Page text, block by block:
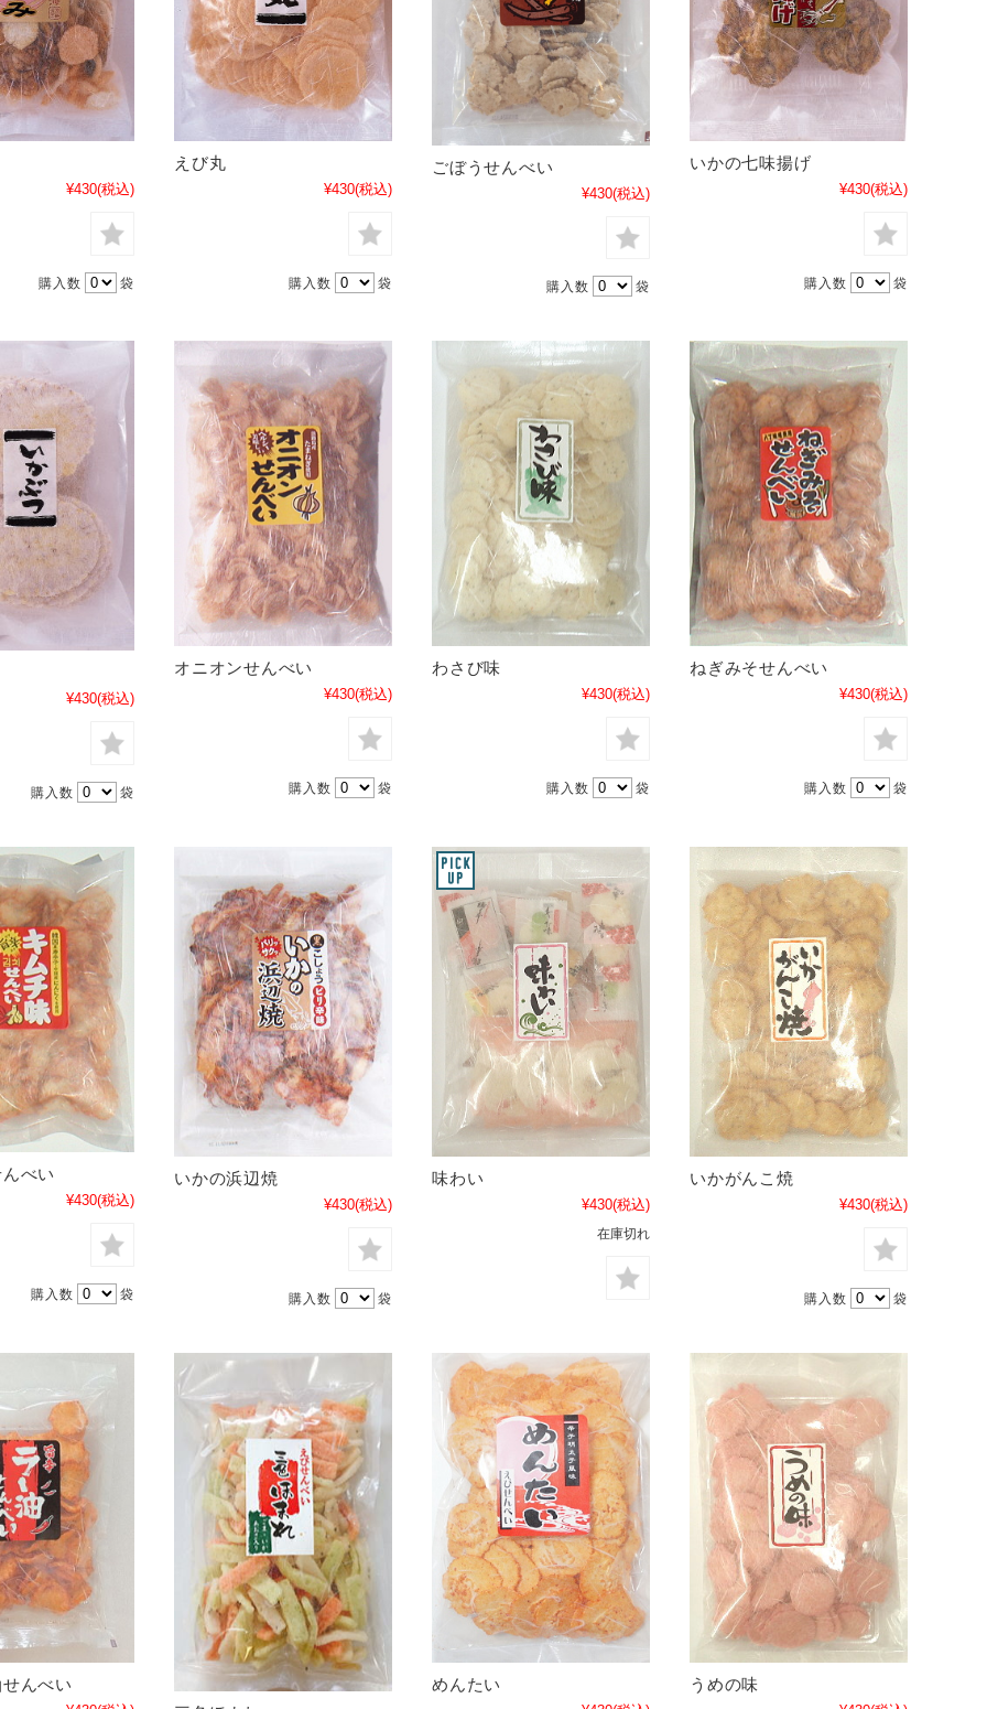
¥430(税込)
購入数 袋
えび丸
¥430(税込)
購入数 袋
ごぼうせんべい
¥430(税込)
購入数 袋
いかの七味揚げ
¥430(税込)
購入数 袋
¥430(税込)
購入数 袋
オニオンせんべい
¥430(税込)
購入数 袋
わさび味
¥430(税込)
購入数 袋
ねぎみそせんべい
¥430(税込)
購入数 袋
べい
¥430(税込)
購入数 袋
いかの浜辺焼
¥430(税込)
購入数 袋
味わい
¥430(税込)
在庫切れ
いかがんこ焼
¥430(税込)
購入数 袋
んべい めんたい うめの味